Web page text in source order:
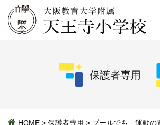
保護者専用
HOME > 保護者専用 > プールでも、運動の